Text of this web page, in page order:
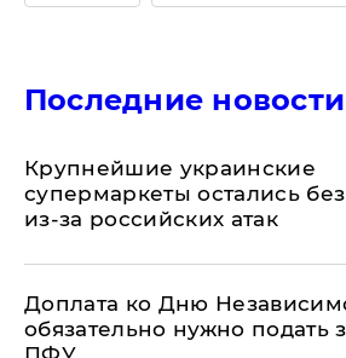
Последние новости
Крупнейшие украинские
супермаркеты остались
из-за российских атак
Доплата ко Дню
обязательно нужно подать